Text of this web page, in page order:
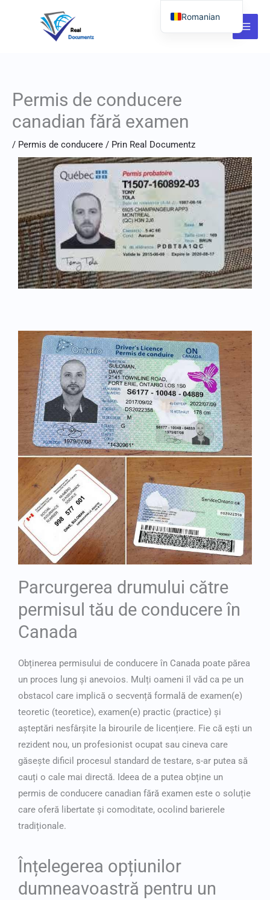
Permis de conducere
canadian fără examen
/ Permis de conducere / Prin Real Documentz
Parcurgerea drumului către
permisul tău de conducere în
Canada
Obținerea permisului de conducere în Canada poate părea
un proces lung și anevoios. Mulți oameni îl văd ca pe un
obstacol care implică o secvență formală de examen(e)
teoretic (teoretice), examen(e) practic (practice) și
așteptări nesfârșite la birourile de licențiere. Fie că ești un
rezident nou, un profesionist ocupat sau cineva care
găsește dificil procesul standard de testare, s-ar putea să
cauți o cale mai directă. Ideea de a putea obține un
permis de conducere canadian fără examen este o soluție
care oferă libertate și comoditate, ocolind barierele
tradiționale.
Înțelegerea opțiunilor
dumneavoastră pentru un
Romanian
Latvian
Portuguese
Polish
Spanish
Chinese
French
Japanese
Danish
Swedish